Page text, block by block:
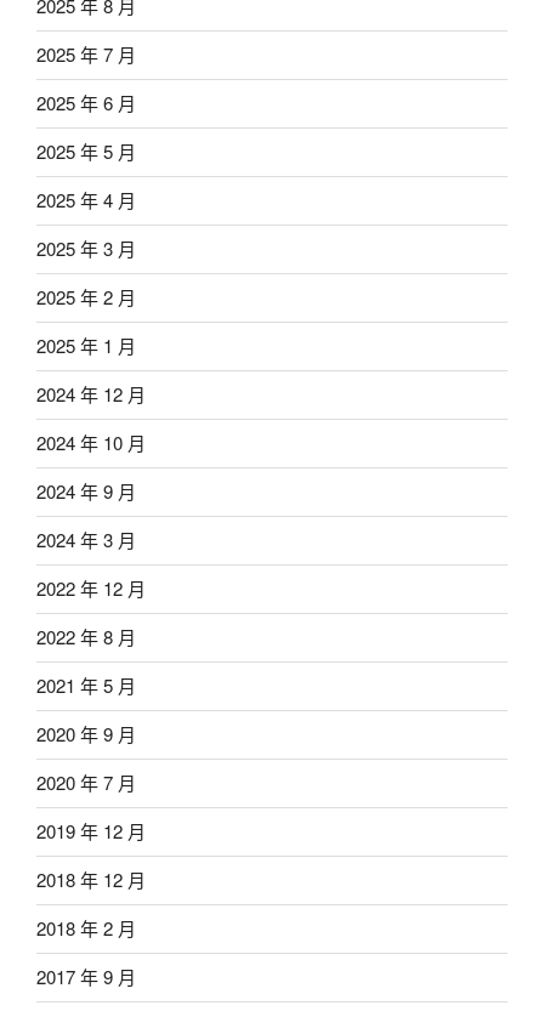
2025 年 8 月
2025 年 7 月
2025 年 6 月
2025 年 5 月
2025 年 4 月
2025 年 3 月
2025 年 2 月
2025 年 1 月
2024 年 12 月
2024 年 10 月
2024 年 9 月
2024 年 3 月
2022 年 12 月
2022 年 8 月
2021 年 5 月
2020 年 9 月
2020 年 7 月
2019 年 12 月
2018 年 12 月
2018 年 2 月
2017 年 9 月